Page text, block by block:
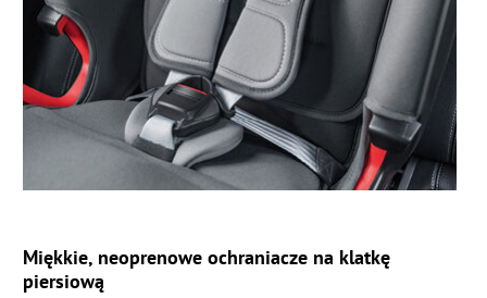
Miękkie, neoprenowe ochraniacze na klatkę
piersiową